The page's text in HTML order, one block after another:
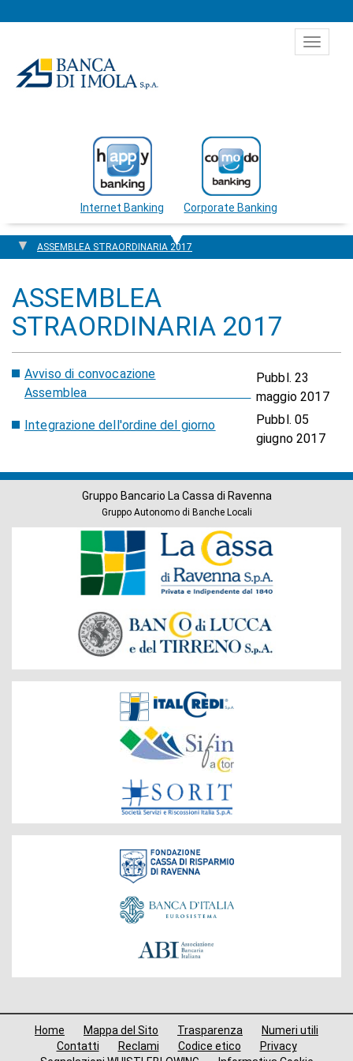
Toggle
Internet Banking Corporate Banking
ASSEMBLEA STRAORDINARIA 2017
ASSEMBLEA
STRAORDINARIA 2017
Avviso di convocazione
Assemblea
Pubbl. 23
maggio 2017
Integrazione dell'ordine del giorno
Pubbl. 05
giugno 2017
Gruppo Bancario La Cassa di Ravenna
Gruppo Autonomo di Banche Locali
Banche
Gruppo
Fondazione
Menù
Home Mappa del Sito Trasparenza
Numeri utili
Contatti
Reclami Codice etico
Privacy